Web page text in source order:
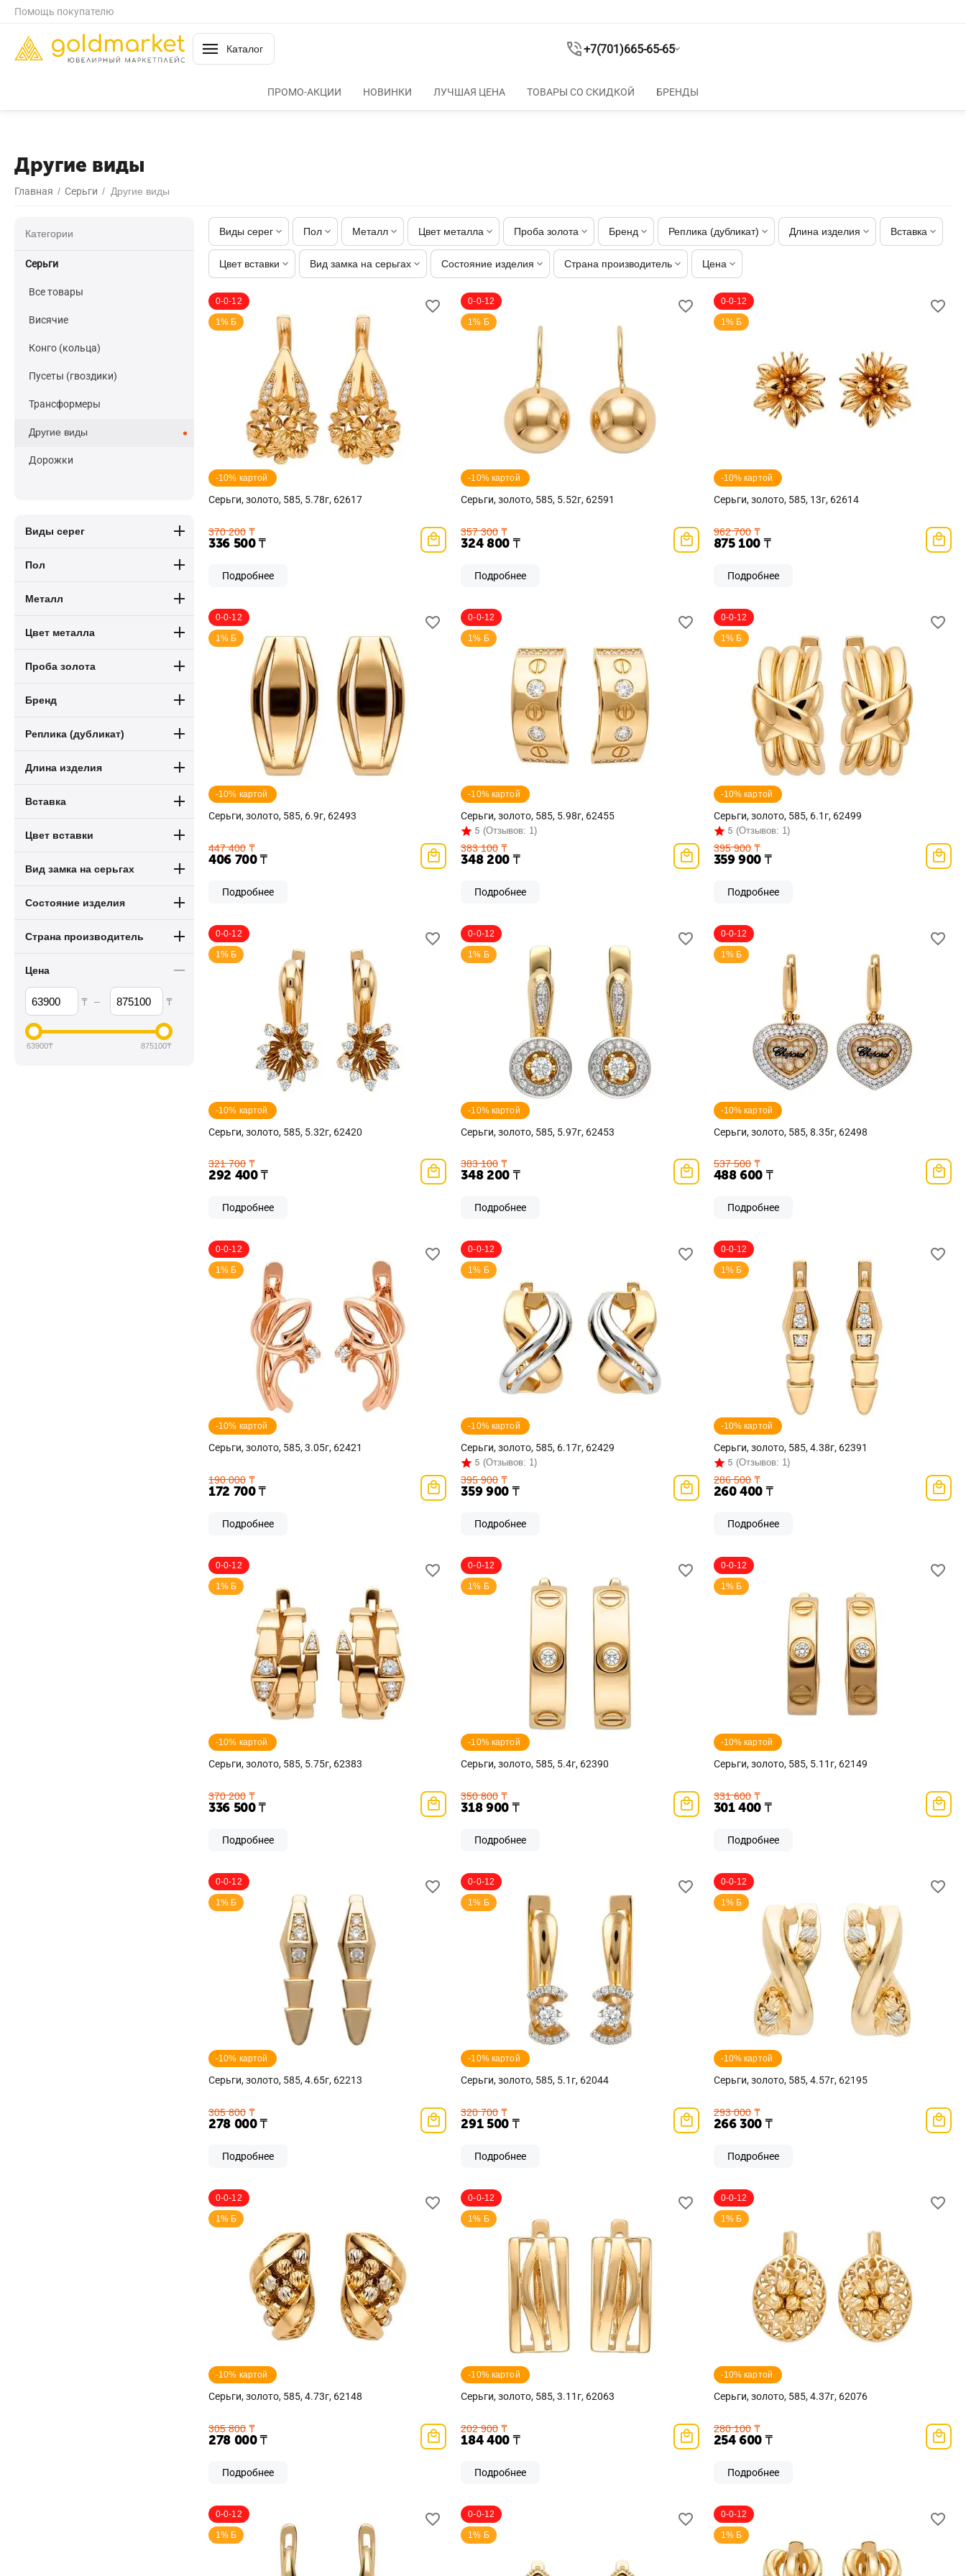
Помощь покупателю
Каталог +7(701)665-65-65
ПРОМО-АКЦИИ НОВИНКИ ЛУЧШАЯ ЦЕНА ТОВАРЫ СО СКИДКОЙ БРЕНДЫ
Другие виды
Главная / Серьги / Другие виды
Виды серег Пол Металл Цвет металла Проба золота Бренд Реплика (дубликат) Длина изделия Вставка
Цвет вставки Вид замка на серьгах Состояние изделия Страна производитель Цена
0-0-12
1% Б
-10% картой
Серьги, золото, 585, 5.78г, 62617
370 200 ₸
336 500₸
Подробнее
0-0-12
1% Б
-10% картой
Серьги, золото, 585, 5.52г, 62591
357 300 ₸
324 800₸
Подробнее
0-0-12
1% Б
-10% картой
Серьги, золото, 585, 13г, 62614
962 700 ₸
875 100₸
Подробнее
0-0-12
1% Б
-10% картой
Серьги, золото, 585, 6.9г, 62493
447 400 ₸
406 700₸
Подробнее
0-0-12
1% Б
-10% картой
Серьги, золото, 585, 5.98г, 62455
5 (Отзывов: 1)
383 100 ₸
348 200₸
Подробнее
0-0-12
1% Б
-10% картой
Серьги, золото, 585, 6.1г, 62499
5 (Отзывов: 1)
395 900 ₸
359 900₸
Подробнее
0-0-12
1% Б
-10% картой
Серьги, золото, 585, 5.32г, 62420
321 700 ₸
292 400₸
Подробнее
0-0-12
1% Б
-10% картой
Серьги, золото, 585, 5.97г, 62453
383 100 ₸
348 200₸
Подробнее
0-0-12
1% Б
-10% картой
Серьги, золото, 585, 8.35г, 62498
537 500 ₸
488 600₸
Подробнее
0-0-12
1% Б
-10% картой
Серьги, золото, 585, 3.05г, 62421
190 000 ₸
172 700₸
Подробнее
0-0-12
1% Б
-10% картой
Серьги, золото, 585, 6.17г, 62429
5 (Отзывов: 1)
395 900 ₸
359 900₸
Подробнее
0-0-12
1% Б
-10% картой
Серьги, золото, 585, 4.38г, 62391
5 (Отзывов: 1)
286 500 ₸
260 400₸
Подробнее
0-0-12
1% Б
-10% картой
Серьги, золото, 585, 5.75г, 62383
370 200 ₸
336 500₸
Подробнее
0-0-12
1% Б
-10% картой
Серьги, золото, 585, 5.4г, 62390
350 800 ₸
318 900₸
Подробнее
0-0-12
1% Б
-10% картой
Серьги, золото, 585, 5.11г, 62149
331 600 ₸
301 400₸
Подробнее
0-0-12
1% Б
-10% картой
Серьги, золото, 585, 4.65г, 62213
305 800 ₸
278 000₸
Подробнее
0-0-12
1% Б
-10% картой
Серьги, золото, 585, 5.1г, 62044
320 700 ₸
291 500₸
Подробнее
0-0-12
1% Б
-10% картой
Серьги, золото, 585, 4.57г, 62195
293 000 ₸
266 300₸
Подробнее
0-0-12
1% Б
-10% картой
Серьги, золото, 585, 4.73г, 62148
305 800 ₸
278 000₸
Подробнее
0-0-12
1% Б
-10% картой
Серьги, золото, 585, 3.11г, 62063
202 900 ₸
184 400₸
Подробнее
0-0-12
1% Б
-10% картой
Серьги, золото, 585, 4.37г, 62076
280 100 ₸
254 600₸
Подробнее
0-0-12
1% Б
0-0-12
1% Б
0-0-12
1% Б
Категории
Серьги
Все товары
Висячие
Конго (кольца)
Пусеты (гвоздики)
Трансформеры
Другие виды
Дорожки
Виды серег
Пол
Металл
Цвет металла
Проба золота
Бренд
Реплика (дубликат)
Длина изделия
Вставка
Цвет вставки
Вид замка на серьгах
Состояние изделия
Страна производитель
Цена
₸ – ₸
63900₸ 875100₸